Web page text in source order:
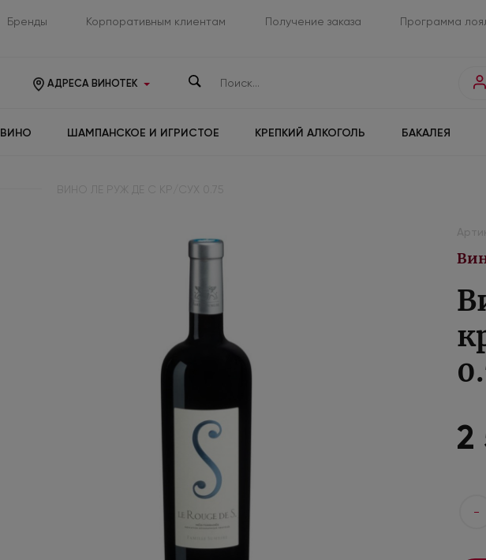
Бренды Корпоративным клиентам Получение заказа Программа
АДРЕСА ВИНОТЕК
ВИНО ШАМПАНСКОЕ И ИГРИСТОЕ КРЕПКИЙ АЛКОГОЛЬ БАКАЛЕЯ
2
-